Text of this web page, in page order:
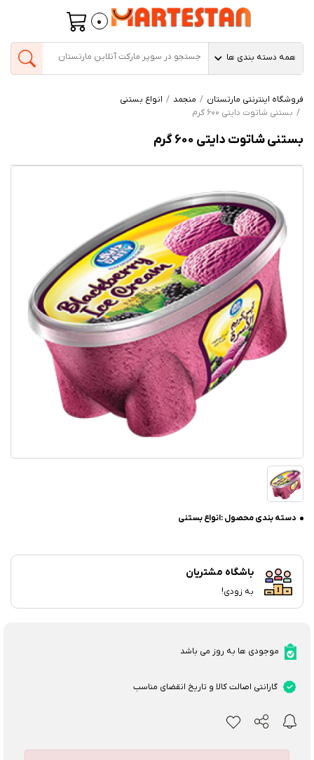
0
همه دسته بندی ها
فروشگاه اینترنتی مارتستان منجمد
انواع بستنی
بستنی شاتوت دایتی 600 گرم
بستنی شاتوت دایتی 600 گرم
دسته بندی محصول :انواع بستنی
باشگاه مشتریان
به زودی!
موجودی ها به روز می باشد
گارانتی اصالت کالا و تاریخ انقضای مناسب